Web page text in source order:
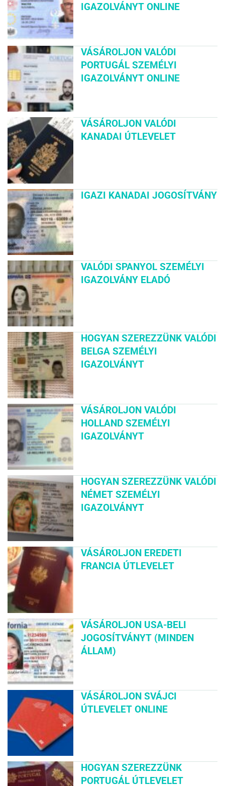
IGAZOLVÁNYT ONLINE
VÁSÁROLJON VALÓDI
PORTUGÁL SZEMÉLYI
IGAZOLVÁNYT ONLINE
VÁSÁROLJON VALÓDI
KANADAI ÚTLEVELET
IGAZI KANADAI JOGOSÍTVÁNY
VALÓDI SPANYOL SZEMÉLYI
IGAZOLVÁNY ELADÓ
HOGYAN SZEREZZÜNK VALÓDI
BELGA SZEMÉLYI
IGAZOLVÁNYT
VÁSÁROLJON VALÓDI
HOLLAND SZEMÉLYI
IGAZOLVÁNYT
HOGYAN SZEREZZÜNK VALÓDI
NÉMET SZEMÉLYI
IGAZOLVÁNYT
VÁSÁROLJON EREDETI
FRANCIA ÚTLEVELET
VÁSÁROLJON USA-BELI
JOGOSÍTVÁNYT (MINDEN
ÁLLAM)
VÁSÁROLJON SVÁJCI
ÚTLEVELET ONLINE
HOGYAN SZEREZZÜNK
PORTUGÁL ÚTLEVELET